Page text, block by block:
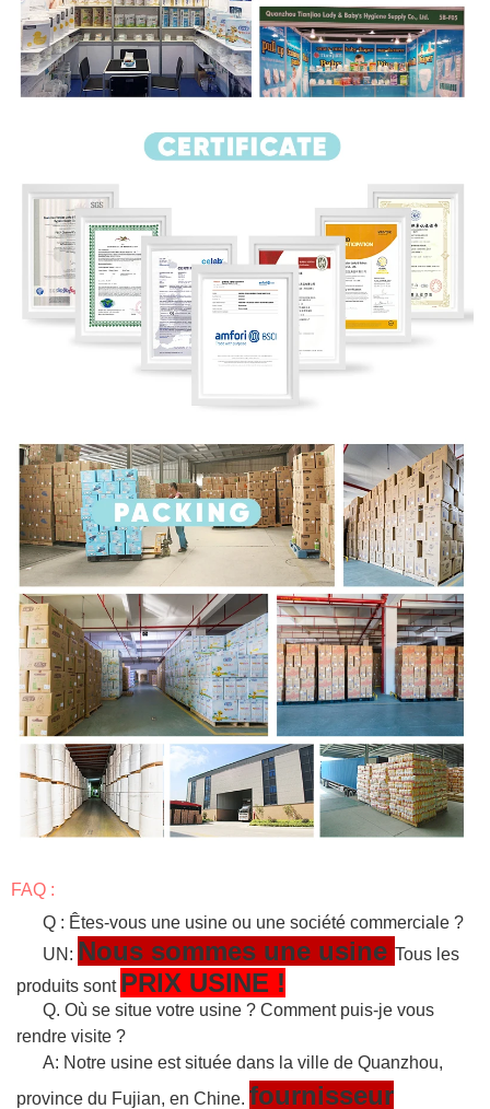
FAQ :
Q : Êtes-vous une usine ou une société commerciale ?
UN: Nous sommes une usine Tous les
produits sont PRIX USINE !
Q. Où se situe votre usine ? Comment puis-je vous
rendre visite ?
A: Notre usine est située dans la ville de Quanzhou,
province du Fujian, en Chine. fournisseur